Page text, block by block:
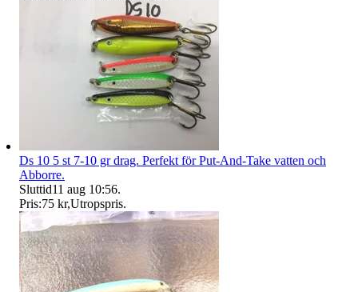
Ds 10 5 st 7-10 gr drag. Perfekt för Put-And-Take vatten och
Abborre.
Sluttid11 aug 10:56.
Pris:75 kr,Utropspris.